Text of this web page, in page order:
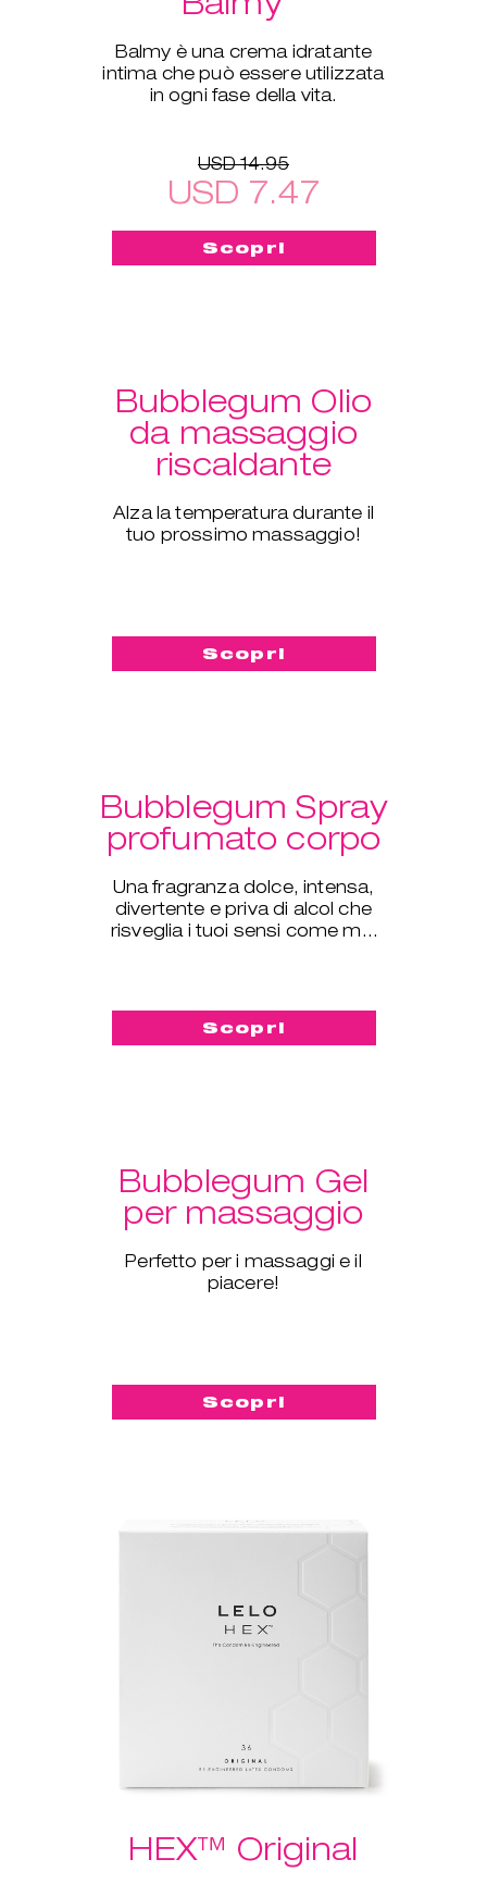
Balmy è una crema idratante
intima che può essere utilizzata
in ogni fase della vita.
USD 14.95
USD 7.47
Scopri
Bubblegum Olio
da massaggio
riscaldante
Alza la temperatura durante il
tuo prossimo massaggio!
Scopri
Bubblegum Spray
profumato corpo
Una fragranza dolce, intensa,
divertente e priva di alcol che
risveglia i tuoi sensi come mai
Scopri
Bubblegum Gel
per massaggio
Perfetto per i massaggi e il
piacere!
Scopri
HEX™ Original